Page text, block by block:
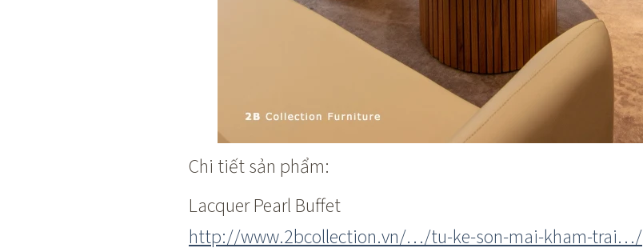
Chi tiết sản phẩm:
Lacquer Pearl Buffet
http://www.2bcollection.vn/…/tu-ke-son-mai-kham-trai…/